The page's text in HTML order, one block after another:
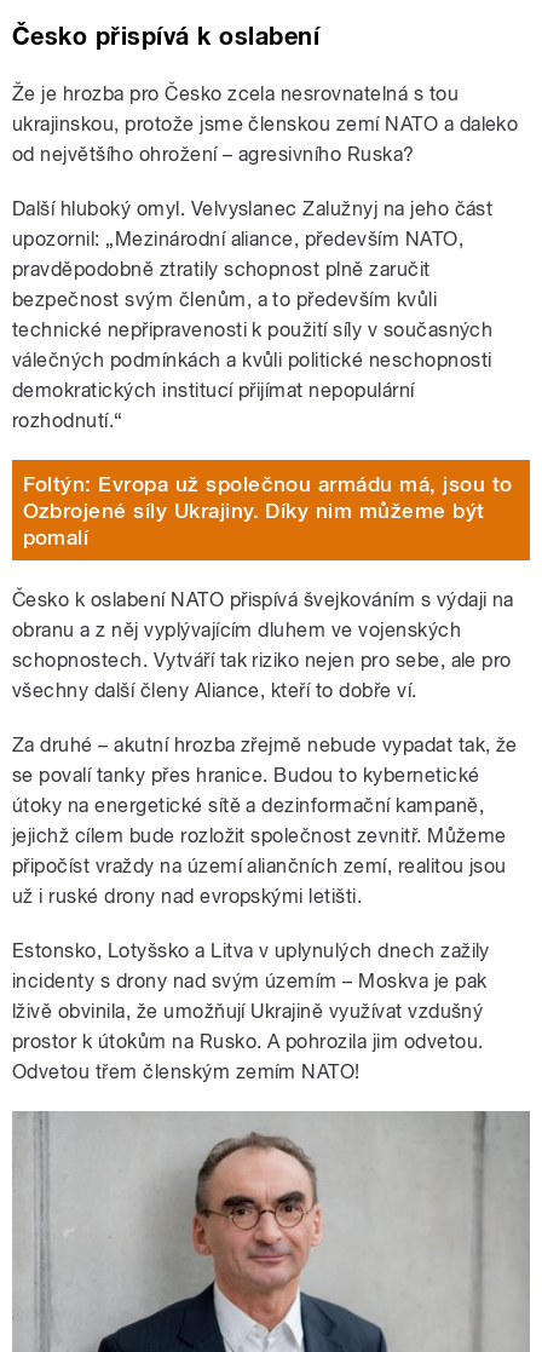
Česko přispívá k oslabení
Že je hrozba pro Česko zcela nesrovnatelná s tou
ukrajinskou, protože jsme členskou zemí NATO a daleko
od největšího ohrožení – agresivního Ruska?
Další hluboký omyl. Velvyslanec Zalužnyj na jeho část
upozornil: „Mezinárodní aliance, především NATO,
pravděpodobně ztratily schopnost plně zaručit
bezpečnost svým členům, a to především kvůli
technické nepřipravenosti k použití síly v současných
válečných podmínkách a kvůli politické neschopnosti
demokratických institucí přijímat nepopulární
rozhodnutí.“
Foltýn: Evropa už společnou armádu má, jsou to
Ozbrojené síly Ukrajiny. Díky nim můžeme být
pomalí
Česko k oslabení NATO přispívá švejkováním s výdaji na
obranu a z něj vyplývajícím dluhem ve vojenských
schopnostech. Vytváří tak riziko nejen pro sebe, ale pro
všechny další členy Aliance, kteří to dobře ví.
Za druhé – akutní hrozba zřejmě nebude vypadat tak, že
se povalí tanky přes hranice. Budou to kybernetické
útoky na energetické sítě a dezinformační kampaně,
jejichž cílem bude rozložit společnost zevnitř. Můžeme
připočíst vraždy na území aliančních zemí, realitou jsou
už i ruské drony nad evropskými letišti.
Estonsko, Lotyšsko a Litva v uplynulých dnech zažily
incidenty s drony nad svým územím – Moskva je pak
lživě obvinila, že umožňují Ukrajině využívat vzdušný
prostor k útokům na Rusko. A pohrozila jim odvetou.
Odvetou třem členským zemím NATO!